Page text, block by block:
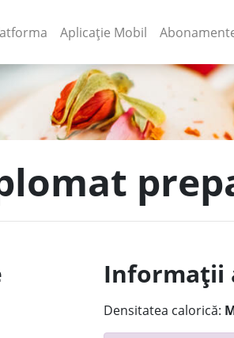
(current)
Aplicație Mobil (current)
Informații
Densitatea calorică: